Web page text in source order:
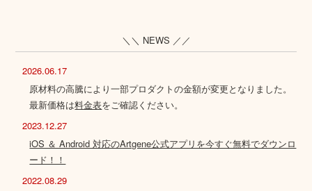
＼＼ NEWS ／／
2026.06.17
原材料の高騰により一部プロダクトの金額が変更となりました。
最新価格は料金表をご確認ください。
2023.12.27
iOS ＆ Android 対応のArtgene公式アプリを今すぐ無料でダウンロ
ード！！
2022.08.29